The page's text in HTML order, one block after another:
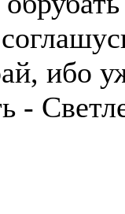
ибо
-